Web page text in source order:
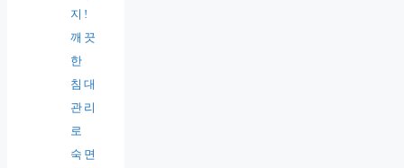
지!
깨끗
한
침대
관리
로
숙면